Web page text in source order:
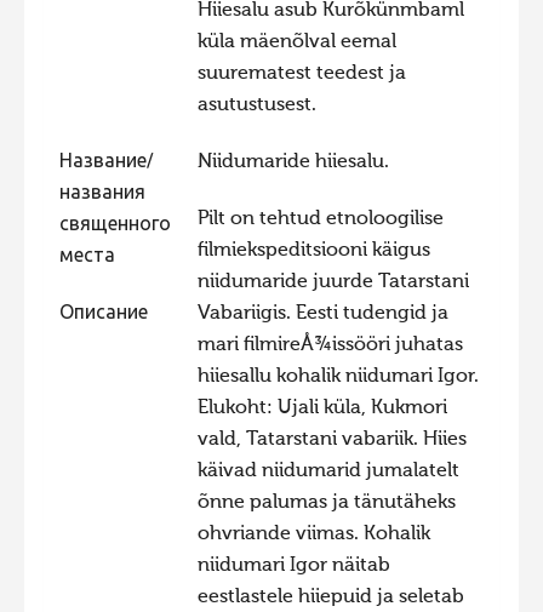
Фотоконкурс 2019
Фотоконкурс 2015
Фотоконкурс 2014
Фотоконкурс 2013
Фотоконкурс 2012
Фотоконкурс 2010
Фотоконкурс 2009
Hiiesalu asub Kurõkünmbaml
küla mäenõlval eemal
suurematest teedest ja
asutustusest.
Название/
названия
священного
места
Niidumaride hiiesalu.
Описание
Pilt on tehtud etnoloogilise
filmiekspeditsiooni käigus
niidumaride juurde Tatarstani
Vabariigis. Eesti tudengid ja
mari filmireÅ¾issööri juhatas
hiiesallu kohalik niidumari Igor.
Elukoht: Ujali küla, Kukmori
vald, Tatarstani vabariik. Hiies
käivad niidumarid jumalatelt
õnne palumas ja tänutäheks
ohvriande viimas. Kohalik
niidumari Igor näitab
eestlastele hiiepuid ja seletab